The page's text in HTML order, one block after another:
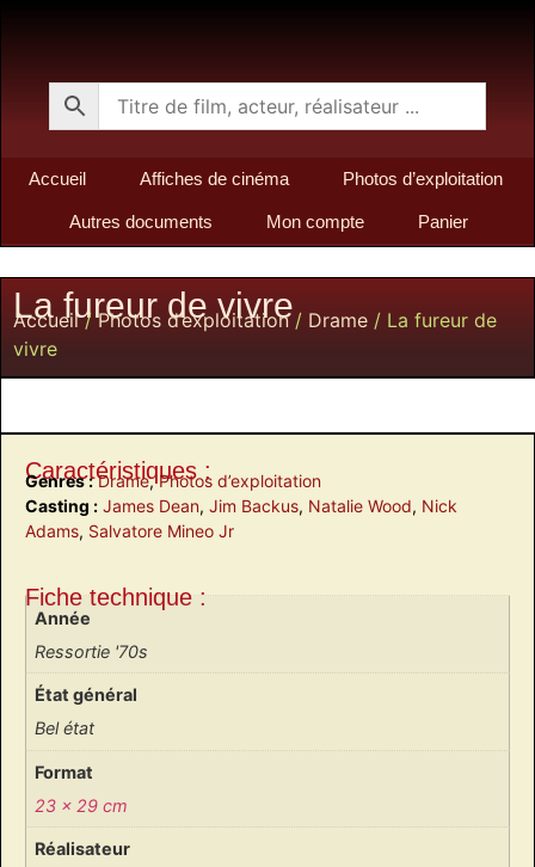
Accueil Affiches de cinéma Photos d’exploitation
Autres documents Mon compte Panier
La fureur de vivre
Accueil/Photos d’exploitation/ Drame / La fureur de
vivre
Caractéristiques :
Genres : Drame,Photos d’exploitation
Casting : James Dean, Jim Backus, Natalie Wood, Nick
Adams, Salvatore Mineo Jr
Fiche technique :
Année
Ressortie '70s
État général
Bel état
Format
23 x 29 cm
Réalisateur